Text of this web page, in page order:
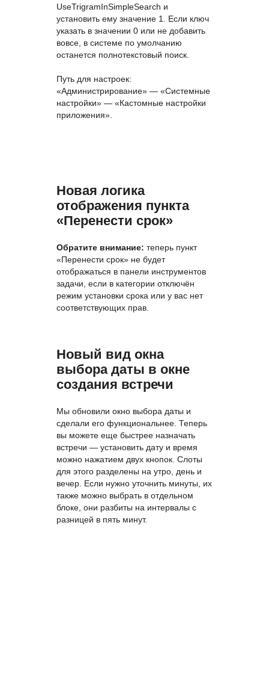
UseTrigramInSimpleSearch и
установить ему значение 1. Если ключ
указать в значении 0 или не добавить
вовсе, в системе по умолчанию
останется полнотекстовый поиск.
Путь для настроек:
«Администрирование» — «Системные
настройки» — «Кастомные настройки
приложения».
Новая логика
отображения пункта
«Перенести срок»
Обратите внимание: теперь пункт
«Перенести срок» не будет
отображаться в панели инструментов
задачи, если в категории отключён
режим установки срока или у вас нет
соответствующих прав.
Новый вид окна
выбора даты в окне
создания встречи
Мы обновили окно выбора даты и
сделали его функциональнее. Теперь
вы можете еще быстрее назначать
встречи — установить дату и время
можно нажатием двух кнопок. Слоты
для этого разделены на утро, день и
вечер. Если нужно уточнить минуты, их
также можно выбрать в отдельном
блоке, они разбиты на интервалы с
разницей в пять минут.